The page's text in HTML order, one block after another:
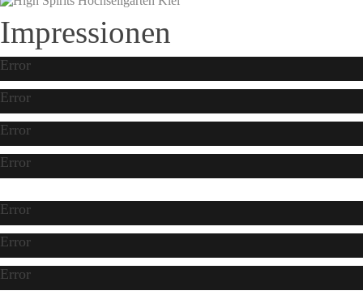
Impressionen
Error
Error
Error
Error
Error
Error
Error